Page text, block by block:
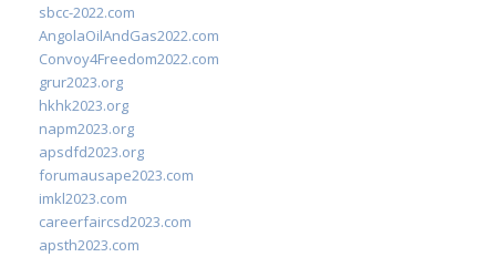
sbcc-2022.com
AngolaOilAndGas2022.com
Convoy4Freedom2022.com
grur2023.org
hkhk2023.org
napm2023.org
apsdfd2023.org
forumausape2023.com
imkl2023.com
careerfaircsd2023.com
apsth2023.com